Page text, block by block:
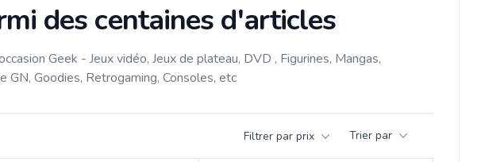
des centaines d'articles
Geek - Jeux vidéo, Jeux de plateau, DVD , Figurines, Mangas,
GN, Goodies, Retrogaming, Consoles, etc
Filtrer par prix Trier par